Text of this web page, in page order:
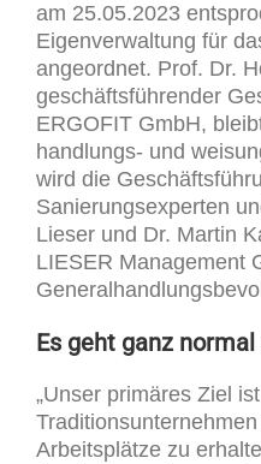
am 25.05.2023
Eigenverwaltung für
angeordnet. Prof. Dr.
geschäftsführender
ERGOFIT GmbH,
handlungs- und
wird die
Sanierungsexperten
Lieser und Dr. Martin
LIESER Management
Es geht ganz
„Unser primäres Ziel
Arbeitsplätze zu